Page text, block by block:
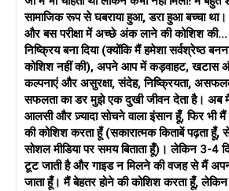
बनाएँगी?
एक योजना के साथ आगे बढ़ें, लेकिन यह तभी
दया से बाहर निकलकर आगे बढ़ने का फैसला करें।
शुभकामनाएँ!
अनु कृष्णा
माइंड कोच|एनएलपी ट्रेनर|लेखक
आएँ: www.unfear.io
मुझसे संपर्क करें: Facebook: anukrish07/
anukrishna-joyofserving/
सामाजिक रूप से घबराया हुआ, डरा हुआ बच्चा
और बस परीक्षा में अच्छे अंक लाने की कोशिश
निष्क्रिय बना दिया (क्योंकि मैं हमेशा सर्वश्रेष्ठ
कोशिश नहीं की), अपने आप में कड़वाहट, खटास
कल्पनाएं और असुरक्षा, संदेह, निष्क्रियता,
सफलता का डर मुझे एक दुखी जीवन देता है। अब
आलसी और ज़्यादा सोचने वाला इंसान हूँ, फिर भी
की कोशिश करता हूँ (सकारात्मक किताबें पढ़ता
सोशल मीडिया पर समय बिताता हूँ)। लेकिन 3-4
टूट जाती है और गाइड न मिलने की वजह से मैं
जाता हूँ। मैं बेहतर होने की कोशिश करता हूँ,